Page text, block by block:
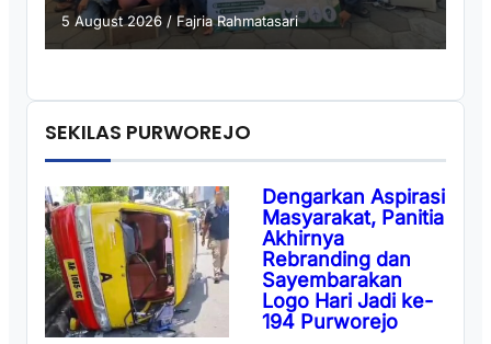
5 August 2026 /Fajria Rahmatasari
SEKILAS PURWOREJO
Dengarkan Aspirasi
Masyarakat, Panitia
Akhirnya
Rebranding dan
Sayembarakan
Logo Hari Jadi ke-
194 Purworejo